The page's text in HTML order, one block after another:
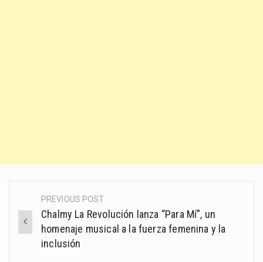
Post
navigation
PREVIOUS POST
Chalmy La Revolución lanza “Para Mí”, un
homenaje musical a la fuerza femenina y la
inclusión